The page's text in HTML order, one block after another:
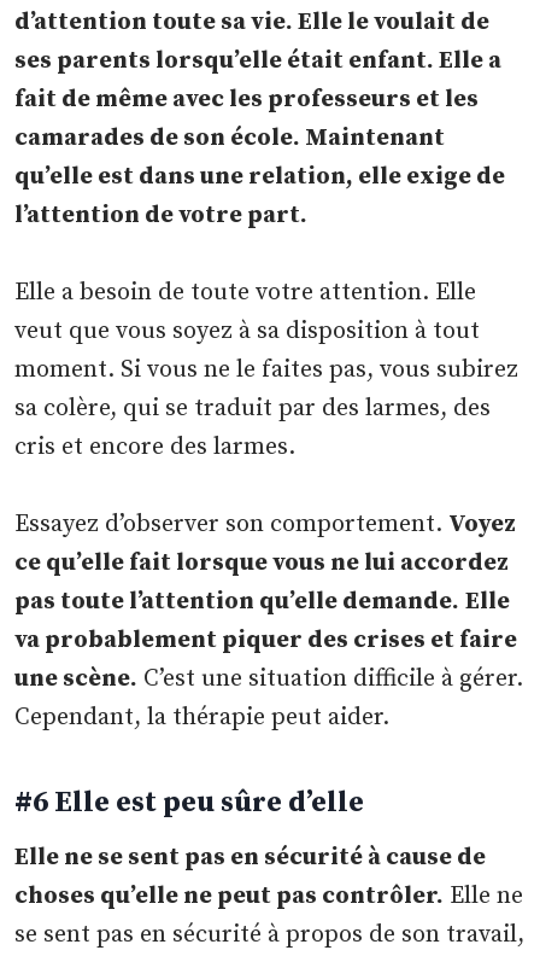
d’attention toute sa vie. Elle le voulait de
ses parents lorsqu’elle était enfant. Elle a
fait de même avec les professeurs et les
camarades de son école. Maintenant
qu’elle est dans une relation, elle exige de
l’attention de votre part.
Elle a besoin de toute votre attention. Elle
veut que vous soyez à sa disposition à tout
moment. Si vous ne le faites pas, vous subirez
sa colère, qui se traduit par des larmes, des
cris et encore des larmes.
Essayez d’observer son comportement. Voyez
ce qu’elle fait lorsque vous ne lui accordez
pas toute l’attention qu’elle demande. Elle
va probablement piquer des crises et faire
une scène. C’est une situation difficile à gérer.
Cependant, la thérapie peut aider.
#6 Elle est peu sûre d’elle
Elle ne se sent pas en sécurité à cause de
choses qu’elle ne peut pas contrôler. Elle ne
se sent pas en sécurité à propos de son travail,